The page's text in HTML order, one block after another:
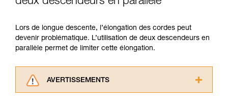
Lors de longue descente, l’élongation des cordes peut
devenir problématique. L’utilisation de deux descendeurs en
parallèle permet de limiter cette élongation.
AVERTISSEMENTS